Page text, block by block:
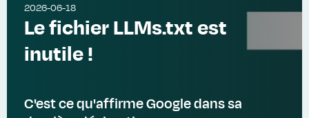
2026-06-18
Le fichier LLMs.txt est
inutile !
C'est ce qu'affirme Google dans sa